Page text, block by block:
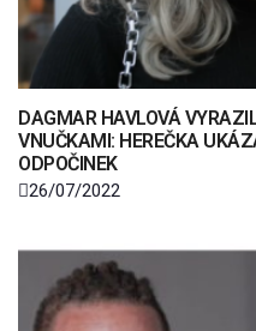
DAGMAR HAVLOVÁ
VNUČKAMI: HEREČKA
ODPOČINEK
26/07/2022